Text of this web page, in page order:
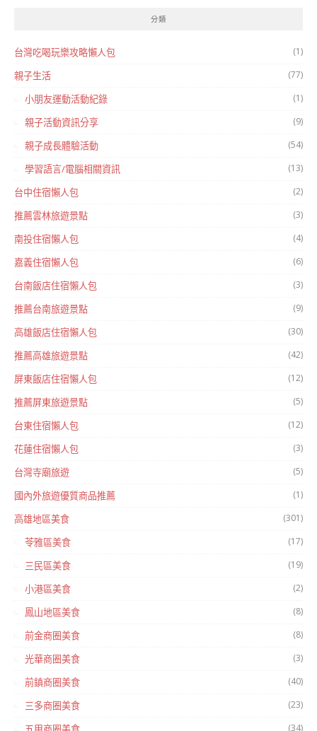
分類
台灣吃喝玩樂攻略懶人包 (1)
親子生活 (77)
小朋友運動活動紀錄 (1)
親子活動資訊分享 (9)
親子成長體驗活動 (54)
學習語言/電腦相關資訊 (13)
台中住宿懶人包 (2)
推薦雲林旅遊景點 (3)
南投住宿懶人包 (4)
嘉義住宿懶人包 (6)
台南飯店住宿懶人包 (3)
推薦台南旅遊景點 (9)
高雄飯店住宿懶人包 (30)
推薦高雄旅遊景點 (42)
屏東飯店住宿懶人包 (12)
推薦屏東旅遊景點 (5)
台東住宿懶人包 (12)
花蓮住宿懶人包 (3)
台灣寺廟旅遊 (5)
國內外旅遊優質商品推薦 (1)
高雄地區美食 (301)
苓雅區美食 (17)
三民區美食 (19)
小港區美食 (2)
鳳山地區美食 (8)
前金商圈美食 (8)
光華商圈美食 (3)
前鎮商圈美食 (40)
三多商圈美食 (23)
(34)